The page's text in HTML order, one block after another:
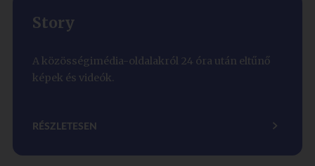
Story
A közösségimédia-oldalakról 24 óra után eltűnő
képek és videók.
RÉSZLETESEN